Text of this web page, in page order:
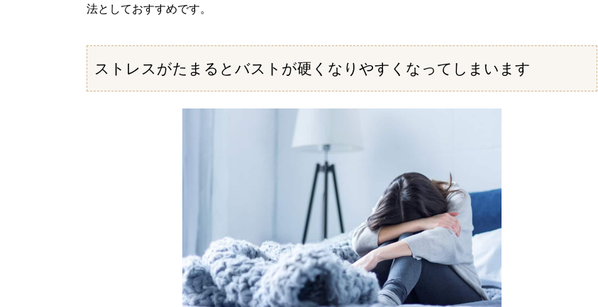
法としておすすめです。
ストレスがたまるとバストが硬くなりやすくなってしまいます